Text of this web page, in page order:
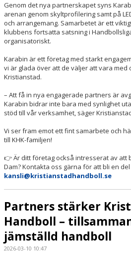
Genom det nya partnerskapet syns
arenan genom skyltprofilering samt på
och arrangemang. Samarbetet är ett
klubbens fortsatta satsning i
organisatoriskt.
Karabin är ett företag med starkt
vi är glada över att de väljer att vara med
Kristianstad.
– Att få in nya engagerade partners är
Karabin bidrar inte bara med synlighet
stöd till vår verksamhet, säger
Vi ser fram emot ett fint samarbete och
till KHK-familjen!
👉 Är ditt företag också intresserat av att
Dam? Kontakta oss gärna för att bli en
kansli@kristianstadhandboll.se
Partners stärker
Handboll –
jämställd handboll
2026-03-10 10:47